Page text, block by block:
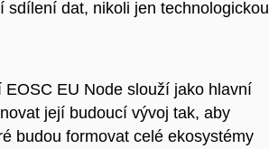
sdílení dat, nikoli jen technologickou
EU Node slouží jako hlavní
její budoucí vývoj tak, aby
budou formovat celé ekosystémy